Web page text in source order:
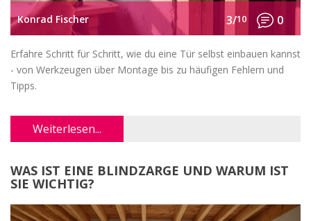
Konrad Fischer 3/10 0
Erfahre Schritt für Schritt, wie du eine Tür selbst einbauen kannst
- von Werkzeugen über Montage bis zu häufigen Fehlern und
Tipps.
Weiterlesen...
WAS IST EINE BLINDZARGE UND WARUM IST
SIE WICHTIG?